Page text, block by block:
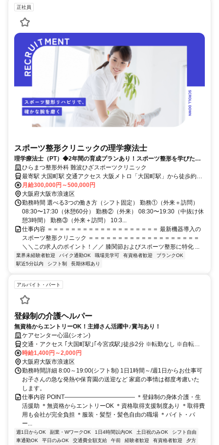
正社員
スポーツ整形クリニックの理学療法士
理学療法士（PT）◆2年間の育成プランあり！スポーツ整形を学びたい
方歓迎／駅チカ
ひらまつ整形外科 難波ひざスポーツクリニック
最寄駅 大国町駅 交通アクセス 大阪メトロ「大国町駅」から徒歩約1
月給300,000円～500,000円
大阪府大阪市浪速区
勤務時間 選べる3つの働き方（シフト固定） 勤務①（外来＋訪問）
08:30〜17:30（休憩60分） 勤務②（外来） 08:30〜19:30（中抜け休
憩3時間） 勤務③（外来＋訪問） 10:3...
仕事内容 ＝＝＝＝＝＝＝＝＝＝＝＝＝＝＝＝＝＝＝ 最新機器導入の
スポーツ整形クリニック ＝＝＝＝＝＝＝＝＝＝＝＝＝＝＝＝＝＝＝
＼＼この求人のポイント！／／ 膝関節およびスポーツ整形に特化 ...
業界未経験者歓迎 バイク通勤OK 職場見学可 有資格者歓迎
ブランクOK
駅近5分以内
シフト制 長期休暇あり
アルバイト・パート
登録制の介護ヘルパー
無資格からエントリーOK！主婦さん活躍中♪賞与あり！
ケアセンター心温(シオン)
交通・アクセス ｢大国町駅｣｢今宮戎駅｣徒歩2分 ※転勤なし ※自転車
通勤可
時給1,400円～2,000円
大阪府大阪市浪速区
勤務時間詳細 8:00～19:00(シフト制) 1日1時間～/週1日からお仕事可
お子さんの急な発熱や保育園の送迎など 家庭の事情は都度考慮いた
します。
仕事内容 POINT―――――――――――― ＊登録制の身体介護・生
活援助 ＊無資格からエントリーOK ＊資格取得支援制度あり ＊取得費
用も会社が完全負担 ＊服装・髪型・髪色自由の職場 ＊バイト・パ
ー...
週1日からOK 副業・WワークOK 1日4時間以内OK 土日祝のみOK
シフト自由
車通勤OK
平日のみOK 交通費全額支給 午前 経験者歓迎 有資格者歓迎
夕方